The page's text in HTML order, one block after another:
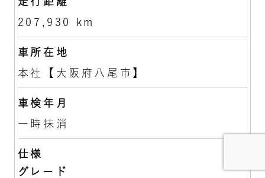
207,930 km
車所在地
本社【大阪府八尾市】
車検年月
一時抹消
仕様
グレード